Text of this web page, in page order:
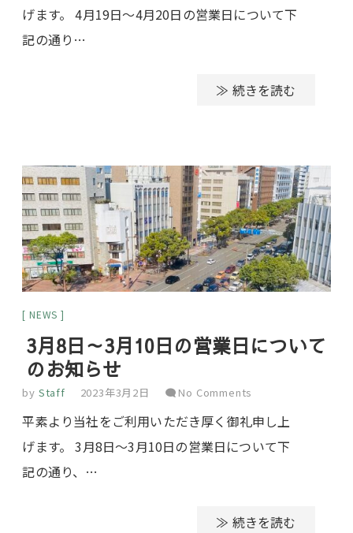
げます。 4月19日～4月20日の営業日について下
記の通り…
≫ 続きを読む
NEWS
3月8日～3月10日の営業日について
のお知らせ
by Staff 2023年3月2日 No Comments
平素より当社をご利用いただき厚く御礼申し上
げます。 3月8日～3月10日の営業日について下
記の通り、…
≫ 続きを読む